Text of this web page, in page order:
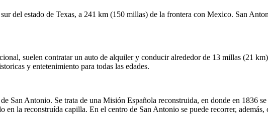
del estado de Texas, a 241 km (150 millas) de la frontera con Mexico. San
suelen contratar un auto de alquiler y conducir alrededor de 13 millas (21
y entetenimiento para todas las edades.
San Antonio. Se trata de una Misión Española reconstruida, en donde en 1836
la reconstruída capilla. En el centro de San Antonio se puede recorrer,